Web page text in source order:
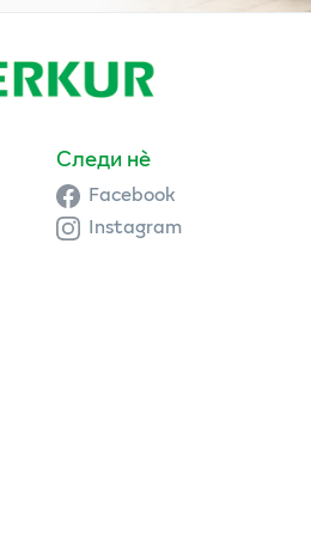
Следи нè
Facebook
Instagram